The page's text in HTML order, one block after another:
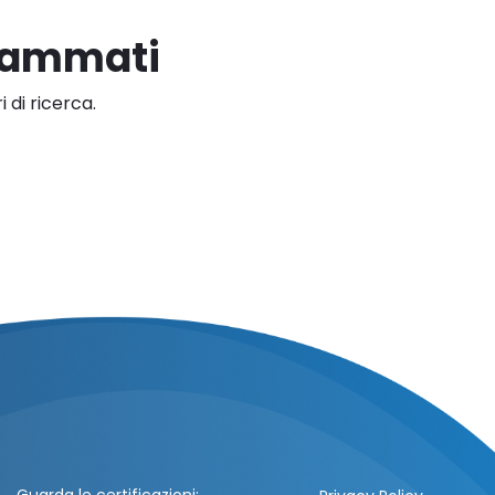
di ricerca.